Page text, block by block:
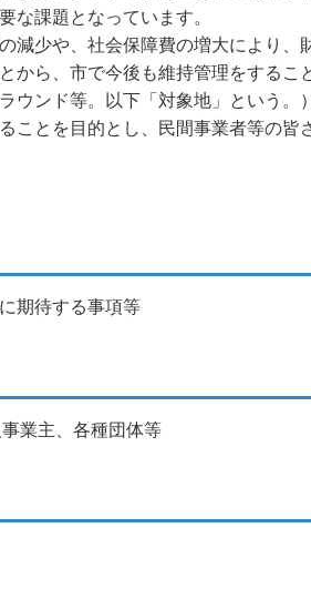
な課題となっています。
少や、社会保障費の増大により、
ら、市で今後も維持管理をするこ
ウンド等。以下「対象地」という。
ことを目的とし、民間事業者等の皆
期待する事項等
業主、各種団体等